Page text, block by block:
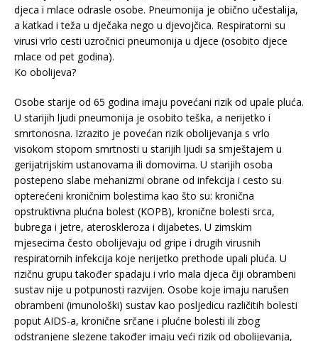
djeca i mlace odrasle osobe. Pneumonija je obično učestalija,
a katkad i teža u dječaka nego u djevojčica. Respiratorni su
virusi vrlo cesti uzročnici pneumonija u djece (osobito djece
mlace od pet godina).
Ko obolijeva?
Osobe starije od 65 godina imaju povećani rizik od upale pluća.
U starijih ljudi pneumonija je osobito teška, a nerijetko i
smrtonosna. Izrazito je povećan rizik obolijevanja s vrlo
visokom stopom smrtnosti u starijih ljudi sa smještajem u
gerijatrijskim ustanovama ili domovima. U starijih osoba
postepeno slabe mehanizmi obrane od infekcija i cesto su
opterećeni kroničnim bolestima kao što su: kronična
opstruktivna plućna bolest (KOPB), kronične bolesti srca,
bubrega i jetre, ateroskleroza i dijabetes. U zimskim
mjesecima često obolijevaju od gripe i drugih virusnih
respiratornih infekcija koje nerijetko prethode upali pluća. U
rizičnu grupu također spadaju i vrlo mala djeca čiji obrambeni
sustav nije u potpunosti razvijen. Osobe koje imaju narušen
obrambeni (imunološki) sustav kao posljedicu različitih bolesti
poput AIDS-a, kronične srčane i plućne bolesti ili zbog
odstranjene slezene također imaju veći rizik od obolijevanja,